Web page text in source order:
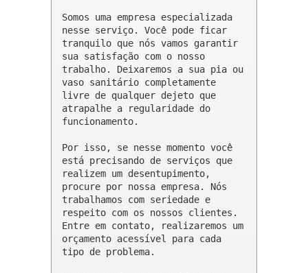
Somos uma empresa especializada
nesse serviço. Você pode ficar
tranquilo que nós vamos garantir
sua satisfação com o nosso
trabalho. Deixaremos a sua pia ou
vaso sanitário completamente
livre de qualquer dejeto que
atrapalhe a regularidade do
funcionamento.
Por isso, se nesse momento você
está precisando de serviços que
realizem um desentupimento,
procure por nossa empresa. Nós
trabalhamos com seriedade e
respeito com os nossos clientes.
Entre em contato, realizaremos um
orçamento acessível para cada
tipo de problema.